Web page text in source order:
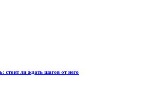
стоит ли ждать шагов от него